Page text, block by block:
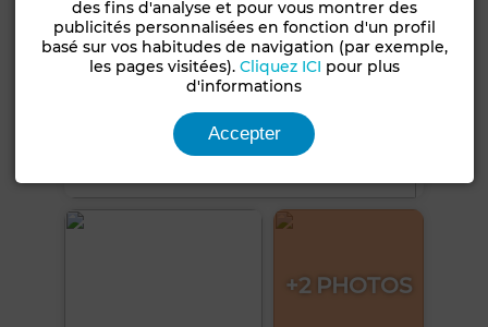
+2 PHOTOS
des fins d'analyse et pour vous montrer des
publicités personnalisées en fonction d'un profil
basé sur vos habitudes de navigation (par exemple,
les pages visitées). Cliquez ICI pour plus
d'informations
Accepter